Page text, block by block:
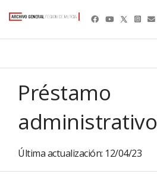
Préstamo
administrativo
Última actualización: 12/04/23